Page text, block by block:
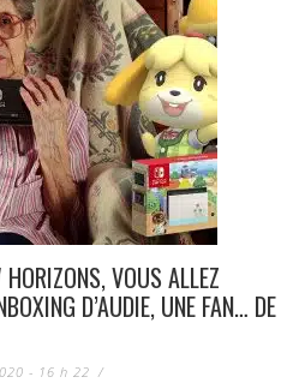
VOUS ALLEZ
D’AUDIE, UNE FAN… DE
- 16 h 22 /